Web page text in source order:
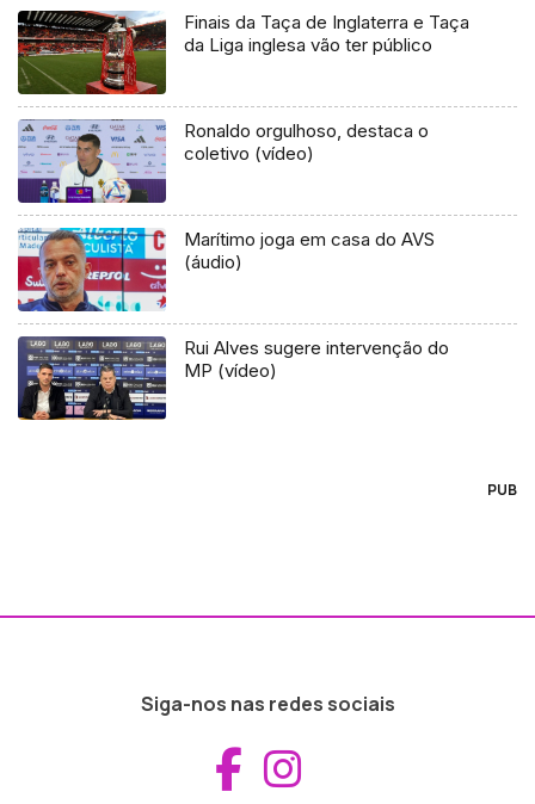
Finais da Taça de Inglaterra e Taça
da Liga inglesa vão ter público
Ronaldo orgulhoso, destaca o
coletivo (vídeo)
Marítimo joga em casa do AVS
(áudio)
Rui Alves sugere intervenção do
MP (vídeo)
PUB
Siga-nos nas redes sociais
Aceder ao